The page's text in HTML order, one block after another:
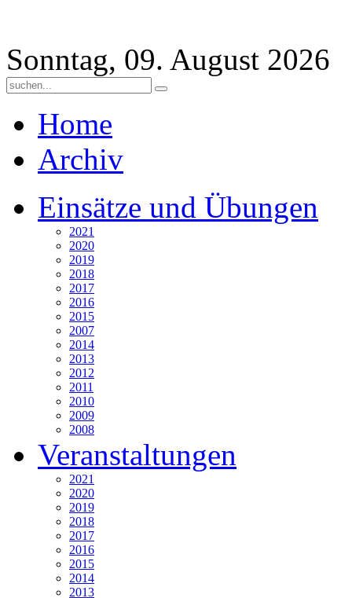
Sonntag, 09. August 2026
Home
Archiv
Einsätze und Übungen
2021
2020
2019
2018
2017
2016
2015
2007
2014
2013
2012
2011
2010
2009
2008
Veranstaltungen
2021
2020
2019
2018
2017
2016
2015
2014
2013